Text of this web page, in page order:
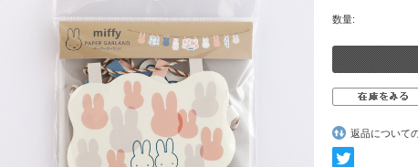
数量:
返品について